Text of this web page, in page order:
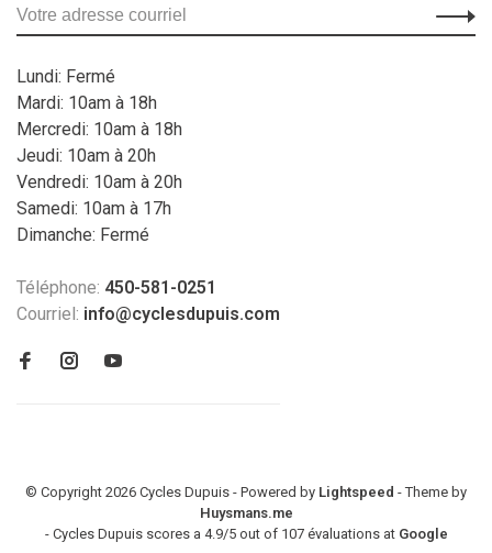
Lundi: Fermé
Mardi: 10am à 18h
Mercredi: 10am à 18h
Jeudi: 10am à 20h
Vendredi: 10am à 20h
Samedi: 10am à 17h
Dimanche: Fermé
Téléphone: 450-581-0251
Courriel: info@cyclesdupuis.com
© Copyright 2026 Cycles Dupuis - Powered by Lightspeed - Theme by
Huysmans.me
- Cycles Dupuis scores a 4.9/5out of 107 évaluations at Google